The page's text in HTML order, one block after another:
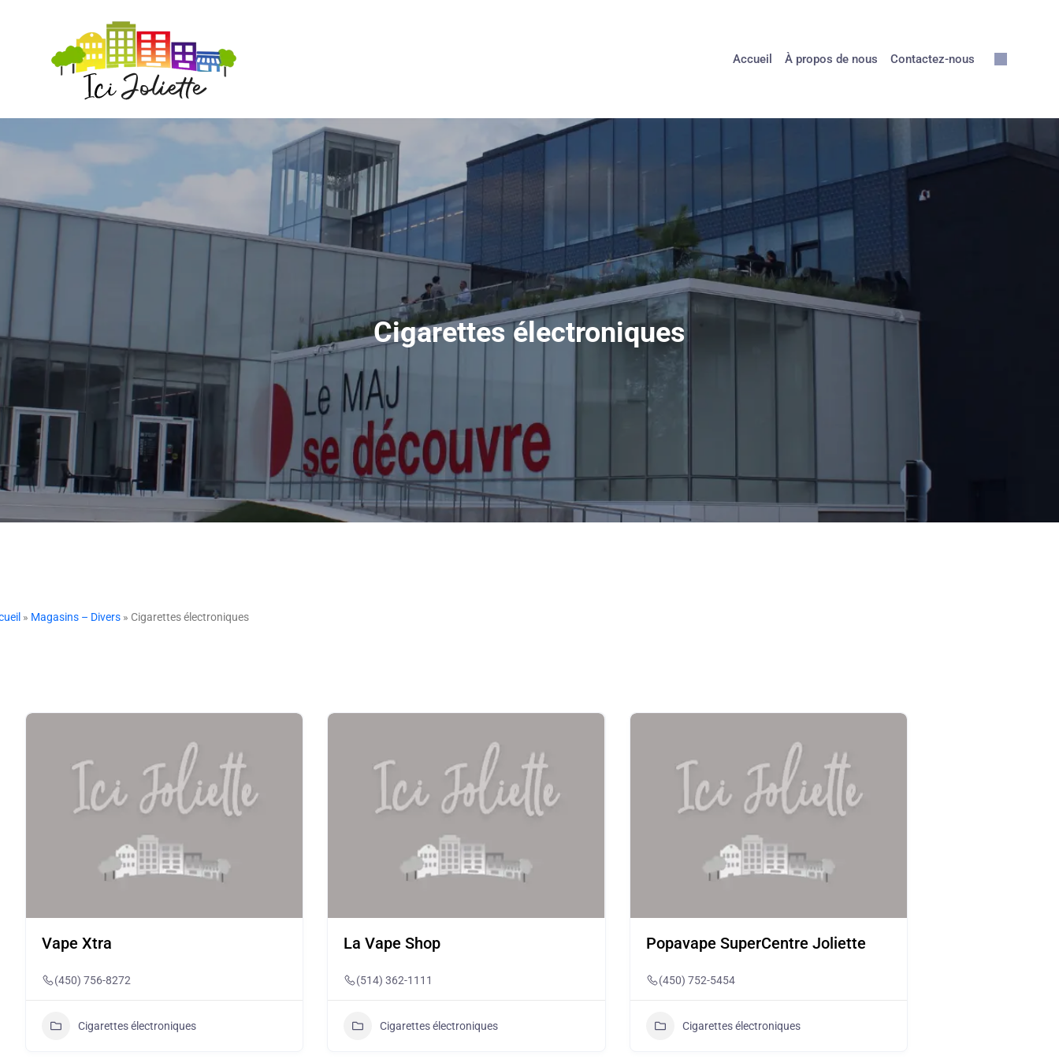
Accueil À propos de nous Contactez-nous
Cigarettes électroniques
» Magasins – Divers » Cigarettes électroniques
Vape Xtra
(450) 756-8272
Cigarettes électroniques
La Vape Shop
(514) 362-1111
Cigarettes électroniques
Popavape SuperCentre Joliette
(450) 752-5454
Cigarettes électroniques